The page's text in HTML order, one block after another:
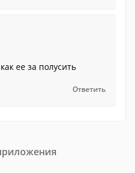
ее за полусить
Ответить